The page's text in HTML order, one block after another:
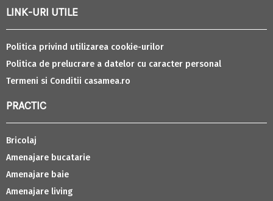
LINK-URI UTILE
Politica privind utilizarea cookie-urilor
Politica de prelucrare a datelor cu caracter personal
Termeni si Conditii casamea.ro
PRACTIC
Bricolaj
Amenajare bucatarie
Amenajare baie
Amenajare living